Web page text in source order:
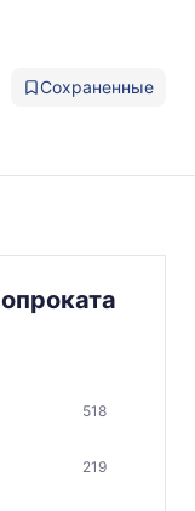
Сохраненные
518
219